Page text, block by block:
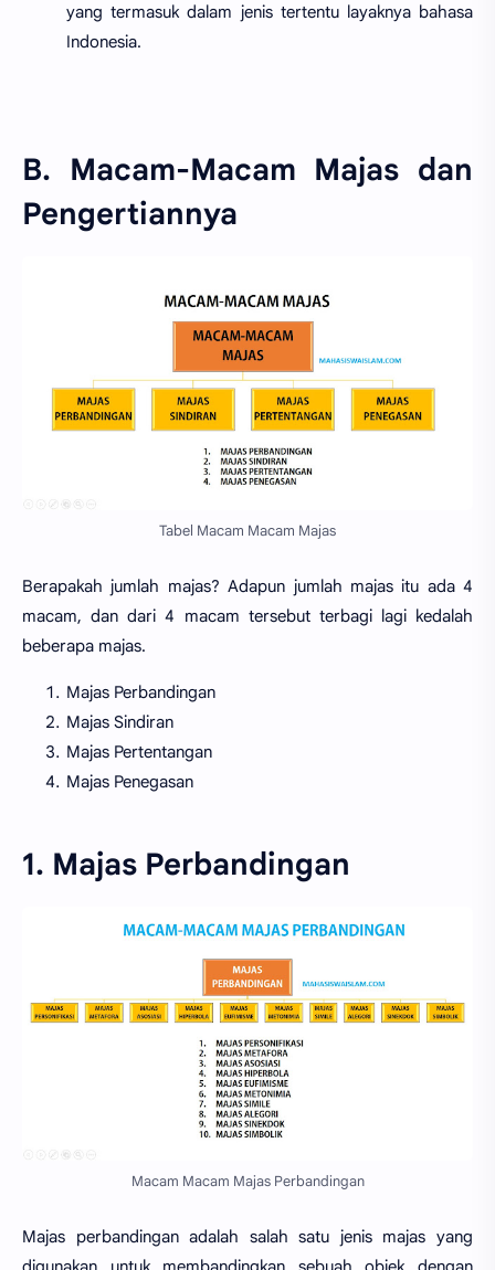
yang termasuk dalam jenis tertentu layaknya bahasa
Indonesia.
B. Macam-Macam Majas dan
Pengertiannya
Tabel Macam Macam Majas
Berapakah jumlah majas? Adapun jumlah majas itu ada 4
macam, dan dari 4 macam tersebut terbagi lagi kedalah
beberapa majas.
Majas Perbandingan
Majas Sindiran
Majas Pertentangan
Majas Penegasan
1. Majas Perbandingan
Macam Macam Majas Perbandingan
Majas perbandingan adalah salah satu jenis majas yang